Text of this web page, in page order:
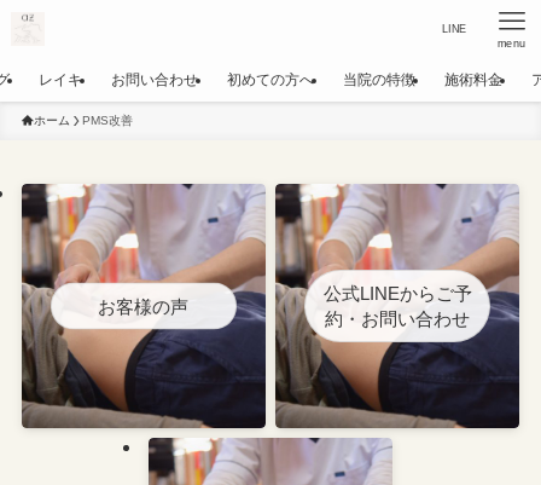
LINE
menu
レイキ お問い合わせ 初めての方へ 当院の特徴 施術料金
ホーム PMS改善
お客様の声
公式LINEからご予
約・お問い合わせ